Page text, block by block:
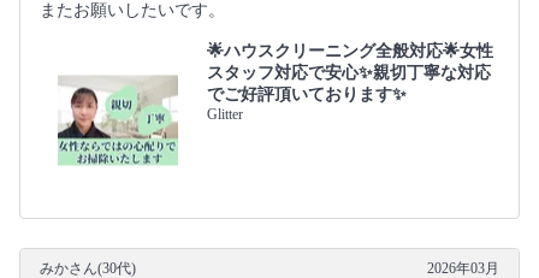
またお願いしたいです。
🌟ハウスクリーニング全般対応🌟女性
スタッフ対応で安心✨親切丁寧な対応
でご好評頂いております✨
Glitter
みかさん(30代) 2026年03月